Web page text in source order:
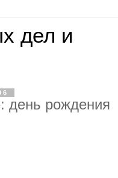
дел и
день рождения